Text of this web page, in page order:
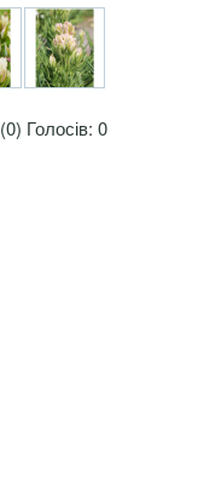
(0) Голосів: 0